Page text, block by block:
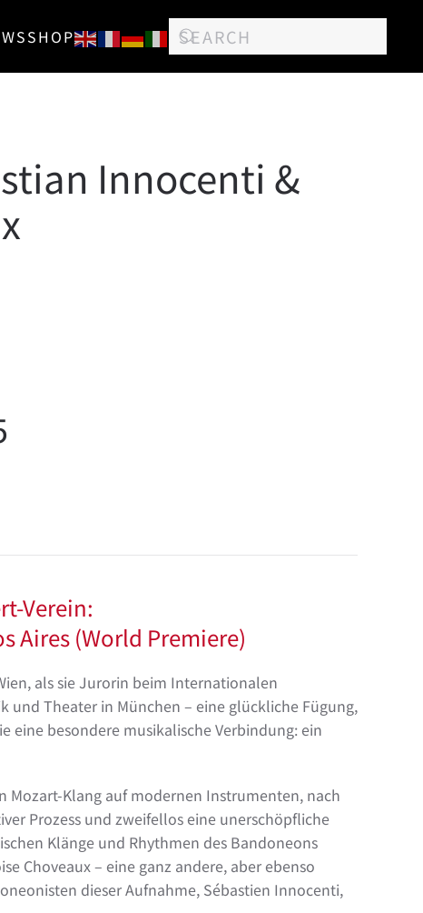
SHOP
Innocenti &
Verein:
Aires (World Premiere)
als sie Jurorin beim Internationalen
und Theater in München – eine glückliche Fügung,
eine besondere musikalische Verbindung: ein
Mozart-Klang auf modernen Instrumenten, nach
Prozess und zweifellos eine unerschöpfliche
Klänge und Rhythmen des Bandoneons
Choveaux – eine ganz andere, aber ebenso
dieser Aufnahme, Sébastien Innocenti,